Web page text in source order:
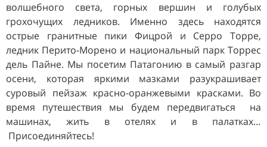
волшебного света, горных вершин и голубых
грохочущих ледников. Именно здесь находятся
острые гранитные пики Фицрой и Серро Торре,
ледник Перито-Морено и национальный парк Торрес
дель Пайне. Мы посетим Патагонию в самый разгар
осени, которая яркими мазками разукрашивает
суровый пейзаж красно-оранжевыми красками. Во
время путешествия мы будем передвигаться на
машинах, жить в отелях и в палатках…
Присоединяйтесь!